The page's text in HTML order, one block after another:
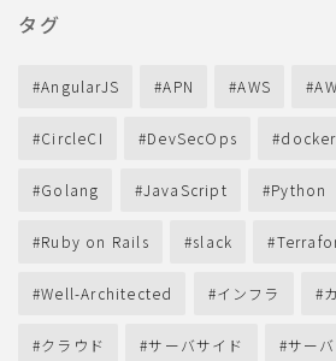
タグ
AngularJS APN AWS
CircleCI DevSecOps docker
Golang JavaScript Python
Ruby on Rails slack
Well-Architected インフラ
クラウド サーバサイド サー